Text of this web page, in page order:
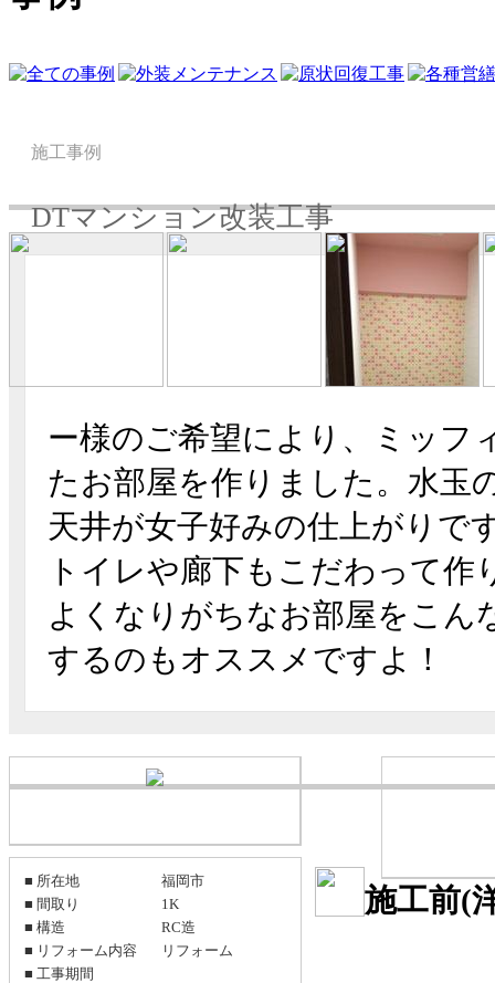
施工事例
DTマンション改装工事
ー様のご希望により、ミッフ
たお部屋を作りました。水玉
天井が女子好みの仕上がりで
トイレや廊下もこだわって作
よくなりがちなお部屋をこん
するのもオススメですよ！
■ 所在地
福岡市
■ 間取り
1K
■ 構造
RC造
■ リフォーム内容
リフォーム
■ 工事期間
施工前(